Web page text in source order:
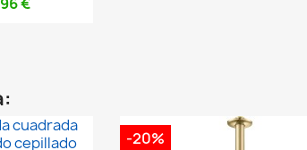
-20%